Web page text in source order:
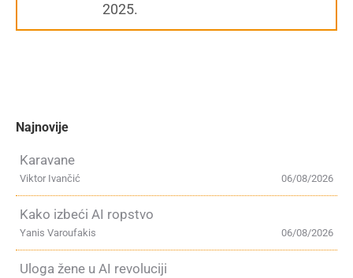
2025.
Najnovije
Karavane
06/08/2026
Viktor Ivančić
Kako izbeći AI ropstvo
06/08/2026
Yanis Varoufakis
Uloga žene u AI revoluciji